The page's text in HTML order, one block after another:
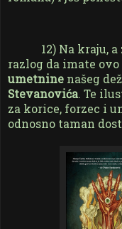
12) Na kraju,
razlog da imate ovo
umetnine našeg
Stevanovića. Te
za korice, forzec i
odnosno taman